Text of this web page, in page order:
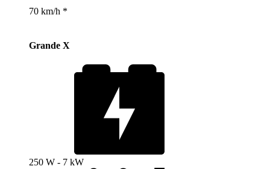
70 km/h *
Grande X
250 W - 7 kW